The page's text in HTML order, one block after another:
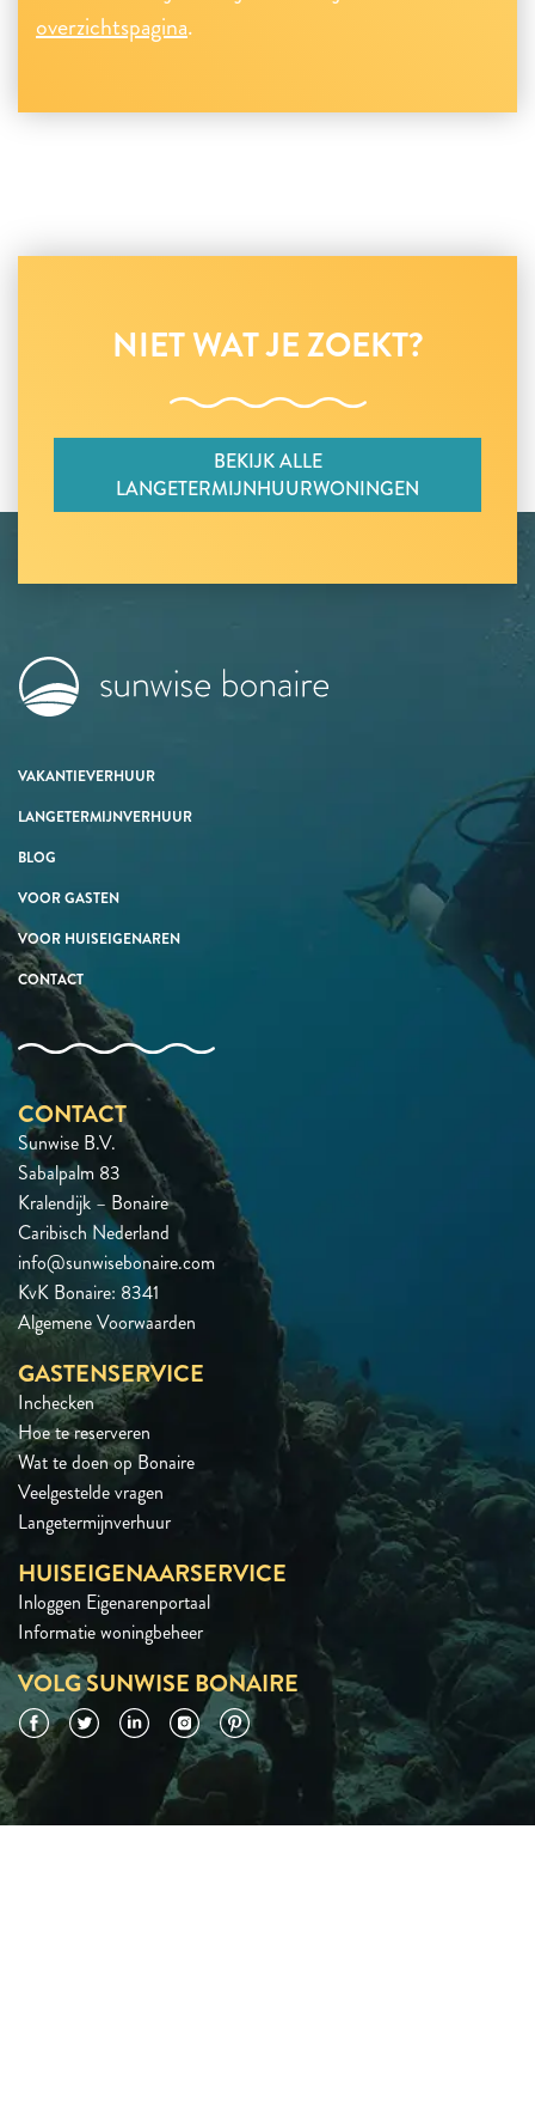
overzichtspagina.
NIET WAT JE ZOEKT?
BEKIJK ALLE
LANGETERMIJNHUURWONINGEN
VAKANTIEVERHUUR
LANGETERMIJNVERHUUR
BLOG
VOOR GASTEN
VOOR HUISEIGENAREN
CONTACT
CONTACT
Sunwise B.V.
Sabalpalm 83
Kralendijk – Bonaire
Caribisch Nederland
info@sunwisebonaire.com
KvK Bonaire: 8341
Algemene Voorwaarden
GASTENSERVICE
Inchecken
Hoe te reserveren
Wat te doen op Bonaire
Veelgestelde vragen
Langetermijnverhuur
HUISEIGENAARSERVICE
Inloggen Eigenarenportaal
Informatie woningbeheer
VOLG SUNWISE BONAIRE